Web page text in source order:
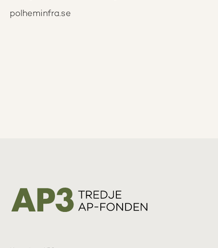
polheminfra.se